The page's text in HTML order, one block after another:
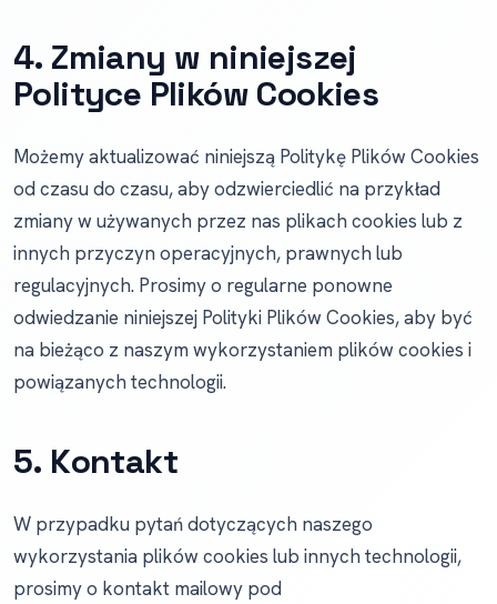
4. Zmiany w niniejszej
Polityce Plików Cookies
Możemy aktualizować niniejszą Politykę Plików Cookies
od czasu do czasu, aby odzwierciedlić na przykład
zmiany w używanych przez nas plikach cookies lub z
innych przyczyn operacyjnych, prawnych lub
regulacyjnych. Prosimy o regularne ponowne
odwiedzanie niniejszej Polityki Plików Cookies, aby być
na bieżąco z naszym wykorzystaniem plików cookies i
powiązanych technologii.
5. Kontakt
W przypadku pytań dotyczących naszego
wykorzystania plików cookies lub innych technologii,
prosimy o kontakt mailowy pod